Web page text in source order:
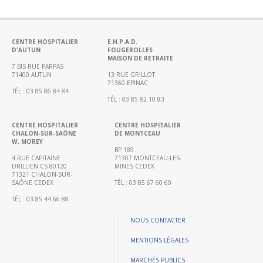
de
–
Recherche
clinique
du
CHWM
Continue
Certification
HAS
Démarche
Qualité
CENTRE HOSPITALIER
D'AUTUN
7 BIS RUE PARPAS
71400 AUTUN
TÉL : 03 85 86 84 84
E.H.P.A.D.
FOUGEROLLES
MAISON DE RETRAITE
13 RUE GRILLOT
71360 EPINAC
TÉL : 03 85 82 10 83
CENTRE HOSPITALIER
CHALON-SUR-SAÔNE
W. MOREY
4 RUE CAPITAINE
DRILLIEN CS 80120
71321 CHALON-SUR-
SAÔNE CEDEX
TÉL : 03 85 44 66 88
CENTRE HOSPITALIER
DE MONTCEAU
BP 189
71307 MONTCEAU-LES-
MINES CEDEX
TÉL : 03 85 67 60 60
NOUS CONTACTER
MENTIONS LÉGALES
MARCHÉS PUBLICS